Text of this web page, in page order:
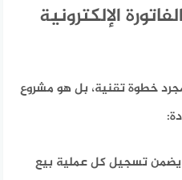
الإلكترونية
مجرد خطوة تقنية، بل هو مشروع
يضمن تسجيل كل عملية بيع